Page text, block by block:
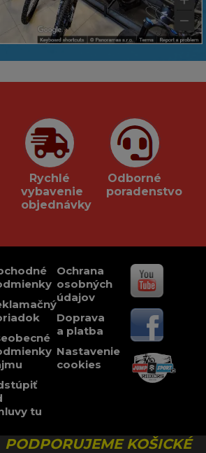
Rychlé
vybavenie
objednávky
Odborné
poradenstvo
tu
Ochrana
osobných
údajov
Doprava
a platba
Nastavenie
cookies
PODPORUJEME KOŠICKÉ